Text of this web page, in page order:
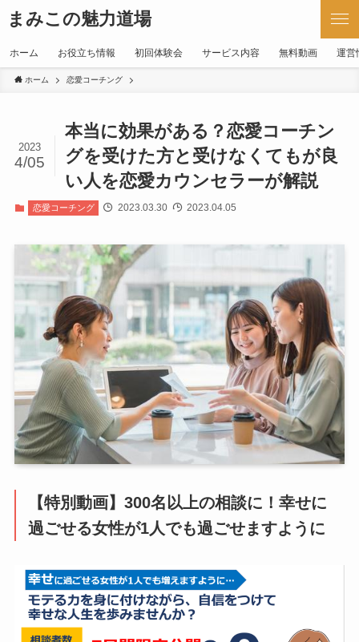
まみこの魅力道場
ホーム お役立ち情報 初回体験会 サービス内容 無料動画 運営
ホーム 恋愛コーチング
本当に効果がある？恋愛コーチン
グを受けた方と受けなくてもが良
い人を恋愛カウンセラーが解説
2023
4/05
恋愛コーチング 2023.03.30 2023.04.05
【特別動画】300名以上の相談に！幸せに
過ごせる女性が1人でも過ごせますように